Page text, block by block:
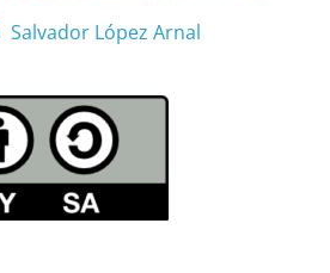
Salvador López Arnal